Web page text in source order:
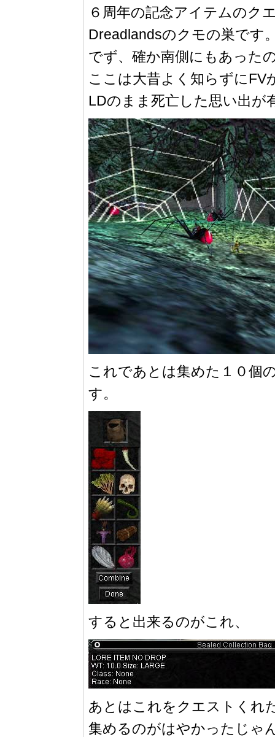
６周年の記念アイテムのク
Dreadlandsのクモの巣です
でず、確か南側にもあった
ここは大昔よく知らずに
LDのまま死亡した思い出が
これであとは集めた１０個
す。
すると出来るのがこれ、
あとはこれをクエストくれ
集めるのがはやかったじゃ